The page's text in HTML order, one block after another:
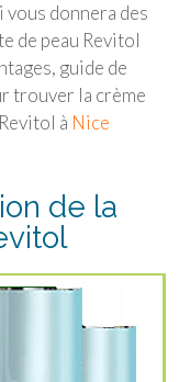
vous donnera des
de peau Revitol
guide de
trouver la crème
à Nice
de la